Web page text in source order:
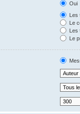
Oui
Les
Le
Les
Le